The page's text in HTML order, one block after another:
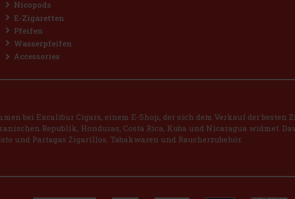
Nicopods
E-Zigaretten
Pfeifen
Wasserpfeifen
Accessories
bei Excalibur Cigars, einem E-Shop, der sich dem Verkauf der besten
Republik, Honduras, Costa Rica, Kuba und Nicaragua widmet.
und Partagas Zigarillos. Tabakwaren und Raucherzubehör.